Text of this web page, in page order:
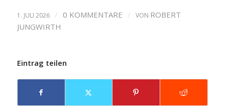
1. JULI 2026 / 0 KOMMENTARE / VON ROBERT
JUNGWIRTH
Eintrag teilen